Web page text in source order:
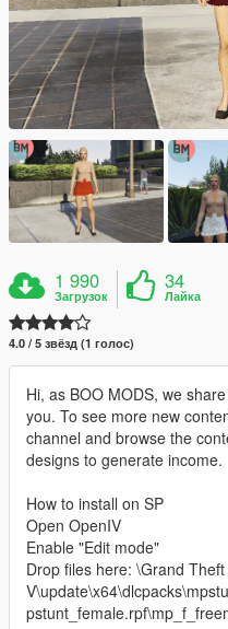
1 990
Загрузок
34
Лайка
4.0 / 5 звёзд (1 голос)
Hi, as BOO MODS, we
you. To see more new
channel and browse the
designs to generate income.
How to install on SP
Open OpenIV
Enable "Edit mode"
Drop files here: \Grand Theft